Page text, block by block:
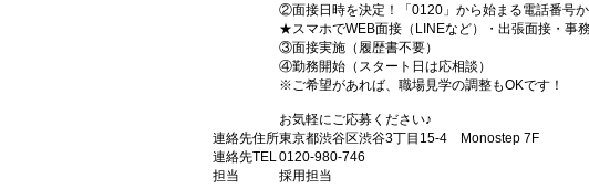
②面接日時を決定！「0120」から始まる電話番号
★スマホでWEB面接（LINEなど）・出張面接・事
③面接実施（履歴書不要）
④勤務開始（スタート日は応相談）
※ご希望があれば、職場見学の調整もOKです！
お気軽にご応募ください♪
連絡先住所東京都渋谷区渋谷3丁目15-4 Monostep 7F
連絡先TEL0120-980-746
担当
採用担当